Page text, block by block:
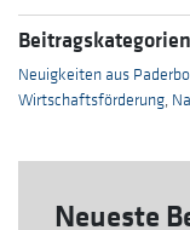
Neuigkeiten aus
Wirtschaftsförderung,
Neueste